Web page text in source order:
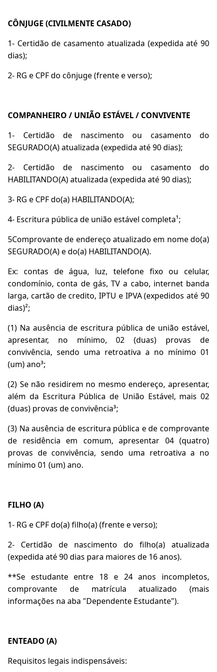
CÔNJUGE (CIVILMENTE CASADO)
1- Certidão de casamento atualizada (expedida até 90
dias);
2- RG e CPF do cônjuge (frente e verso);
COMPANHEIRO / UNIÃO ESTÁVEL / CONVIVENTE
1- Certidão de nascimento ou casamento do
SEGURADO(A) atualizada (expedida até 90 dias);
2- Certidão de nascimento ou casamento do
HABILITANDO(A) atualizada (expedida até 90 dias);
3- RG e CPF do(a) HABILITANDO(A);
4- Escritura pública de união estável completa¹;
5Comprovante de endereço atualizado em nome do(a)
SEGURADO(A) e do(a) HABILITANDO(A).
Ex: contas de água, luz, telefone fixo ou celular,
condomínio, conta de gás, TV a cabo, internet banda
larga, cartão de credito, IPTU e IPVA (expedidos até 90
dias)²;
(1) Na ausência de escritura pública de união estável,
apresentar, no mínimo, 02 (duas) provas de
convivência, sendo uma retroativa a no mínimo 01
(um) ano³;
(2) Se não residirem no mesmo endereço, apresentar,
além da Escritura Pública de União Estável, mais 02
(duas) provas de convivência³;
(3) Na ausência de escritura pública e de comprovante
de residência em comum, apresentar 04 (quatro)
provas de convivência, sendo uma retroativa a no
mínimo 01 (um) ano.
FILHO (A)
1- RG e CPF do(a) filho(a) (frente e verso);
2- Certidão de nascimento do filho(a) atualizada
(expedida até 90 dias para maiores de 16 anos).
**Se estudante entre 18 e 24 anos incompletos,
comprovante de matrícula atualizado (mais
informações na aba "Dependente Estudante").
ENTEADO (A)
Requisitos legais indispensáveis: